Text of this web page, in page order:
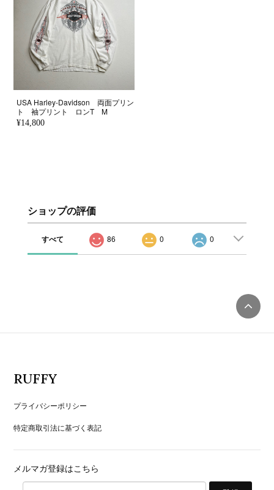
USA Harley-Davidson 両面プリン
ト 袖プリント ロンT M
¥14,800
ショップの評価
すべて 86 0 0
RUFFY
プライバシーポリシー
特定商取引法に基づく表記
メルマガ登録はこちら